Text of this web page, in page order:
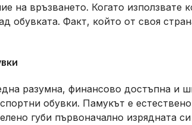
на връзването. Когато
обувката. Факт, който от своя
разумна, финансово достъпна и
обувки. Памукът е
губи първоначално изрядната